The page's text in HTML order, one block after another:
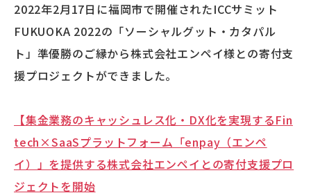
2022年2月17日に福岡市で開催されたICCサミット
FUKUOKA 2022の「ソーシャルグット・カタパル
ト」準優勝のご縁から株式会社エンペイ様との寄付支
援プロジェクトができました。
【集金業務のキャッシュレス化・DX化を実現するFin
tech×SaaSプラットフォーム「enpay（エンペ
イ）」を提供する株式会社エンペイとの寄付支援プロ
ジェクトを開始